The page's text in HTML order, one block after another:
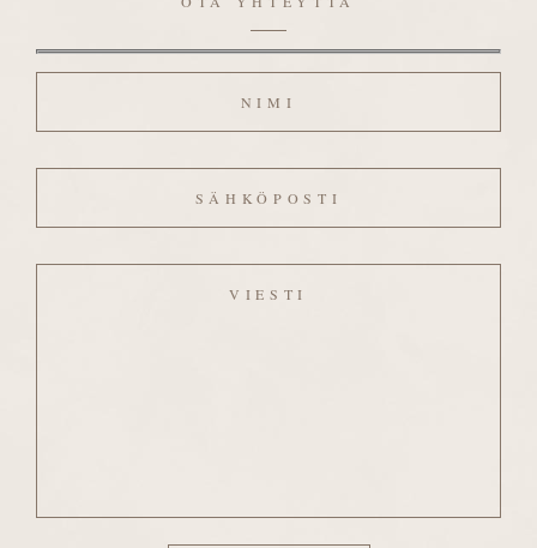
Nimi
Sähköposti
Viesti